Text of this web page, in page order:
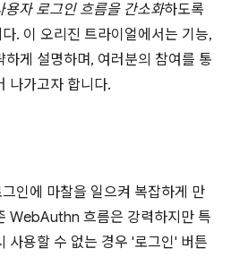
용자 로그인 흐름을 간소화하도록
. 이 오리진 트라이얼에서는 기능,
게 설명하며, 여러분의 참여를 통
나가고자 합니다.
인에 마찰을 일으켜 복잡하게 만
WebAuthn 흐름은 강력하지만 특
사용할 수 없는 경우 '로그인' 버튼